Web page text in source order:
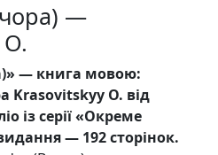
—
— книга мовою:
Krasovitskyy O. від
із серії «Окреме
— 192 сторінок.